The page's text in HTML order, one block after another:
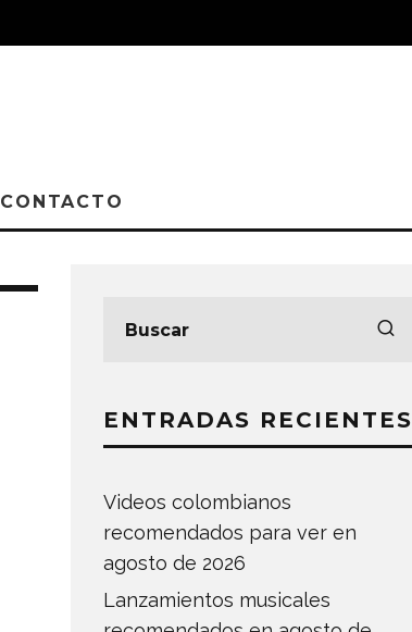
CONTACTO
ENTRADAS RECIENTES
Videos colombianos
recomendados para ver en
agosto de 2026
Lanzamientos musicales